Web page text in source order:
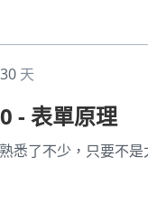
30 天
- 表單原理
悉了不少，只要不